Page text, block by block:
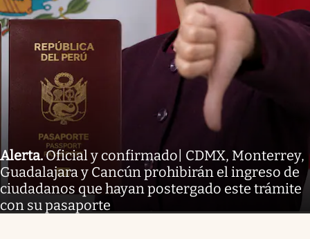
Alerta.Oficial y confirmado| CDMX, Monterrey,
Guadalajara y Cancún prohibirán el ingreso de
ciudadanos que hayan postergado este trámite
con su pasaporte